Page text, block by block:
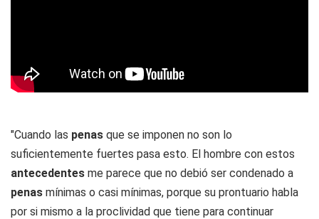
"Cuando las penas que se imponen no son lo
suficientemente fuertes pasa esto. El hombre con estos
antecedentes me parece que no debió ser condenado a
penas mínimas o casi mínimas, porque su prontuario habla
por si mismo a la proclividad que tiene para continuar